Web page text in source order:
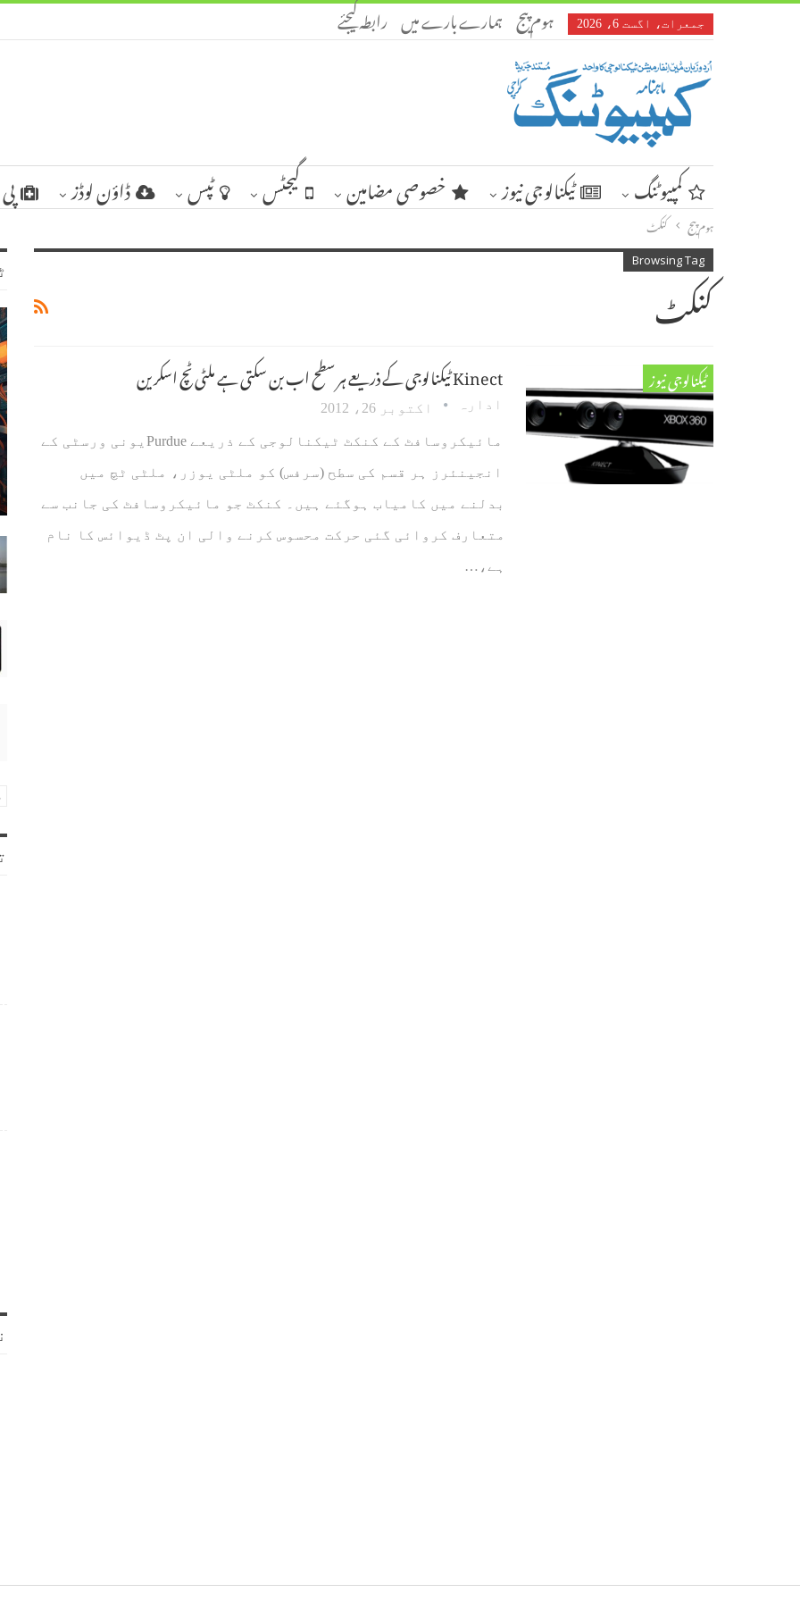
جمعرات، اگست 6، 2026 ہوم پیج ہمارے بارے میں رابطہ کیجئے
کمپیوٹنگ ٹیکنالوجی نیوز خصوصی مضامین گیجٹس ٹپس ڈاؤن لوڈز
ہوم پیج کنکٹ
Browsing Tag
کنکٹ
ٹیکنالوجی نیوز Kinect ٹیکنالوجی کے ذریعے ہر سطح اب بن سکتی ہے ملٹی ٹچ اسکرین
ادارہ اکتوبر 26، 2012
مائیکروسافٹ کے کنکٹ ٹیکنالوجی کے ذریعے Purdueیونی ورسٹی کے
انجینئرز ہر قسم کی سطح (سرفس) کو ملٹی یوزر، ملٹی ٹچ میں
بدلنے میں کامیاب ہوگئے ہیں۔ کنکٹ جو مائیکروسافٹ کی جانب سے
متعارف کروائی گئی حرکت محسوس کرنے والی ان پٹ ڈیوائس کا نام
ہے،…